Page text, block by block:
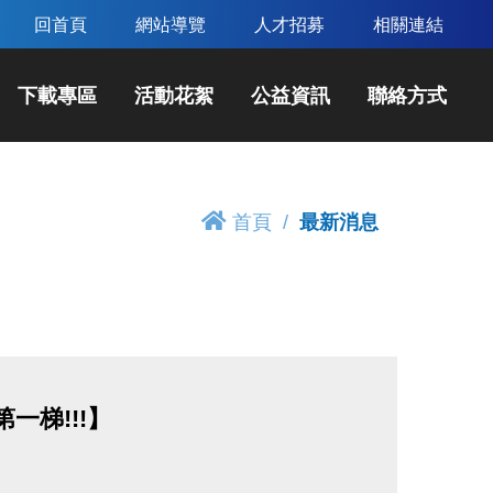
回首頁 網站導覽 人才招募 相關連結
下載專區 活動花絮 公益資訊 聯絡方式
首頁 最新消息
梯!!!】